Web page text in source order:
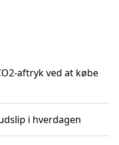
aftryk ved at købe
i hverdagen